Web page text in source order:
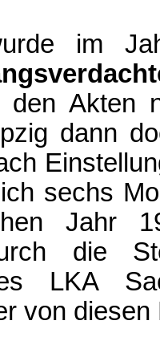
im
Akten
dann
sechs
Jahr
die
LKA
von